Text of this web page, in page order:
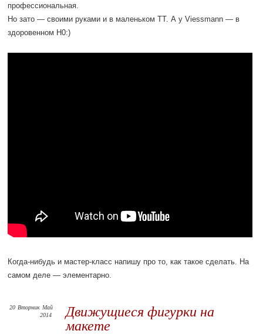
профессиональная.
Но зато — своими руками и в маленьком ТТ. А у Viessmann — в
здоровенном H0:)
Когда-нибудь и мастер-класс напишу про то, как такое сделать. На
самом деле — элементарно.
Движущиеся фигурки на
макете
20 Вторник Май
2014